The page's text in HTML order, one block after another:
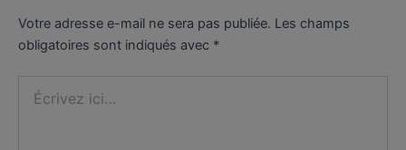
Votre adresse e-mail ne sera pas publiée. Les champs
obligatoires sont indiqués avec *
ici…